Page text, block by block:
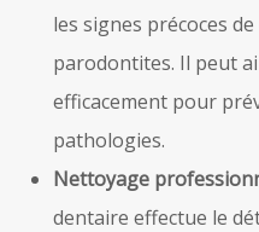
les signes précoces
parodontites. Il peut
efficacement pour
pathologies.
Nettoyage
dentaire effectue le